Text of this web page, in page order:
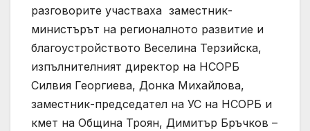
разговорите участваха заместник-
министърът на регионалното развитие и
благоустройството Веселина Терзийска,
изпълнителният директор на НСОРБ
Силвия Георгиева, Донка Михайлова,
заместник-председател на УС на НСОРБ и
кмет на Община Троян, Димитър Бръчков –